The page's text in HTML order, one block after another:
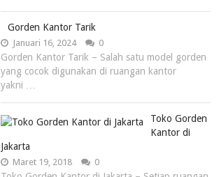
Gorden Kantor Tarik
Januari 16, 2024 0
Gorden Kantor Tarik – Salah satu model gorden
yang cocok digunakan di ruangan kantor
yakni …
Toko Gorden
Kantor di
Jakarta
Maret 19, 2018 0